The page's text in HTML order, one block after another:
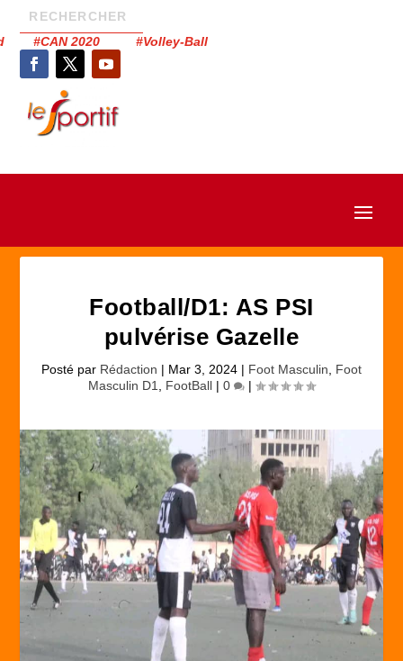
#CAN 2020 #Volley-Ball
Football/D1: AS PSI
pulvérise Gazelle
Posté par Rédaction | Mar 3, 2024 | Foot Masculin
Foot
Masculin D1
FootBall | 0 |